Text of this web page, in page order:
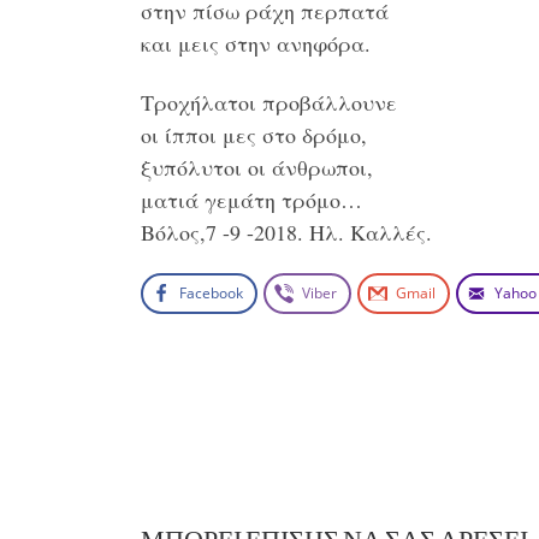
στην πίσω ράχη περπατά
και μεις στην ανηφόρα.
Τροχήλατοι προβάλλουνε
οι ίπποι μες στο δρόμο,
ξυπόλυτοι οι άνθρωποι,
ματιά γεμάτη τρόμο…
Βόλος,7 -9 -2018. Ηλ. Καλλές.
Facebook Viber Gmail